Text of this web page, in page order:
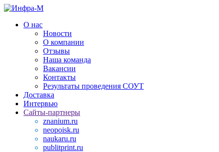
О нас
Новости
О компании
Отзывы
Наша команда
Вакансии
Контакты
Результаты проведения СОУТ
Доставка
Интервью
Сайты-партнеры
znanium.ru
neopoisk.ru
naukaru.ru
publitprint.ru